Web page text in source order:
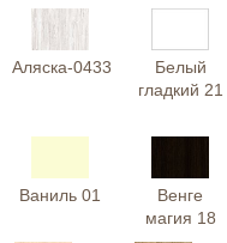
Аляска-0433
Белый
гладкий 21
Ваниль 01
Венге
магия 18